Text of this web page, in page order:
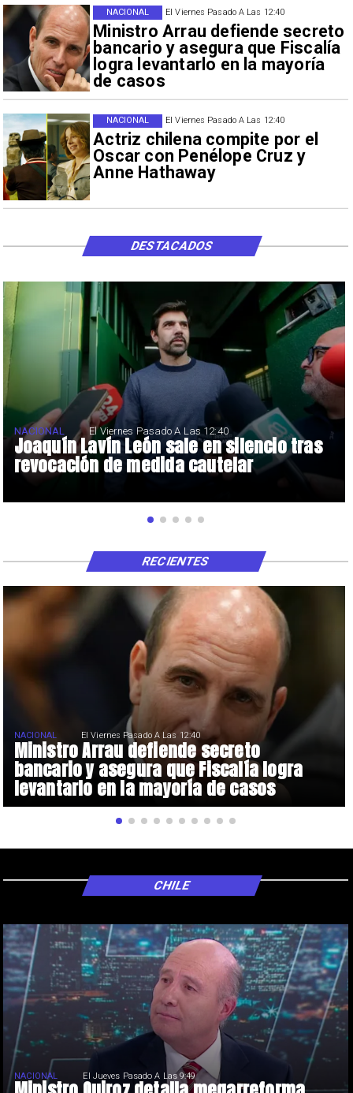
El Viernes Pasado A Las 12:40
Ministro Arrau defiende secreto
bancario y asegura que Fiscalía
logra levantarlo en la mayoría
de casos
NACIONAL
El Viernes Pasado A Las 12:40
Actriz chilena compite por el
Oscar con Penélope Cruz y
Anne Hathaway
NACIONAL
Joaquín Lavín León sale en silencio tras
revocación de medida cautelar
NACIONAL El Viernes Pasado A Las 12:40
DESTACADOS
Ministro Arrau defiende secreto
bancario y asegura que Fiscalía logra
levantarlo en la mayoría de casos
NACIONAL El Viernes Pasado A Las 12:40
RECIENTES
NACIONAL El Jueves Pasado A Las 9:49
CHILE